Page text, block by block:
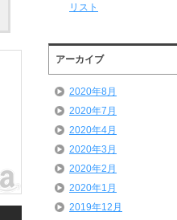
リスト
アーカイブ
2020年8月
2020年7月
2020年4月
2020年3月
2020年2月
2020年1月
2019年12月